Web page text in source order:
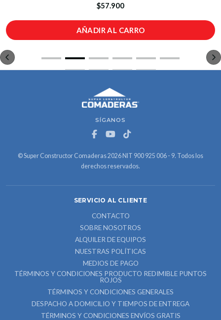
$57.900
AÑADIR AL CARRO
SÍGANOS
© Super Constructor Comaderas 2026 NIT 900 925 006 - 9. Todos los
derechos reservados.
SERVICIO AL CLIENTE
CONTACTO
SOBRE NOSOTROS
ALQUILER DE EQUIPOS
NUESTRAS POLÍTICAS
MEDIOS DE PAGO
TÉRMINOS Y CONDICIONES PRODUCTO REDIMIBLE PUNTOS
ROJOS
TÉRMINOS Y CONDICIONES GENERALES
DESPACHO A DOMICILIO Y TIEMPOS DE ENTREGA
TÉRMINOS Y CONDICIONES ENVÍOS GRATIS